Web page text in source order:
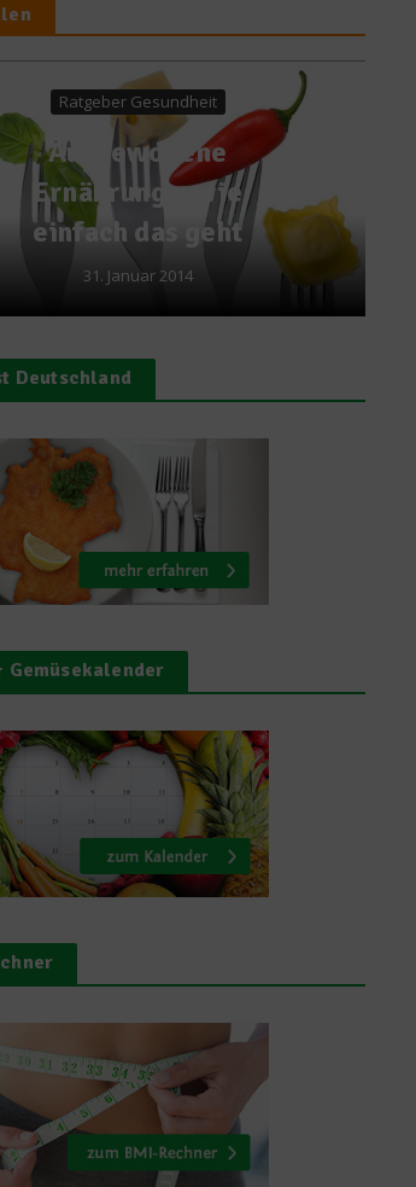
Küchentipps
Von Stein und
Messer richtig
schleifen
17. Oktober 2014
Deutschland
Gemüsekalender